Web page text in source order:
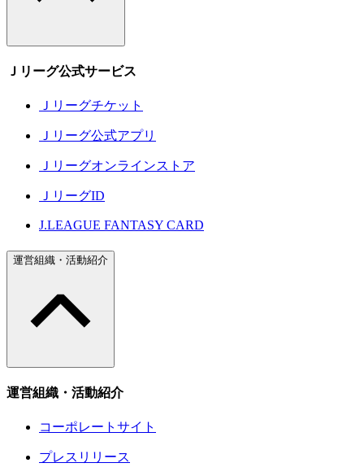
Ｊリーグ公式サービス
Ｊリーグチケット
Ｊリーグ公式アプリ
Ｊリーグオンラインストア
ＪリーグID
J.LEAGUE FANTASY CARD
運営組織・活動紹介
運営組織・活動紹介
コーポレートサイト
プレスリリース